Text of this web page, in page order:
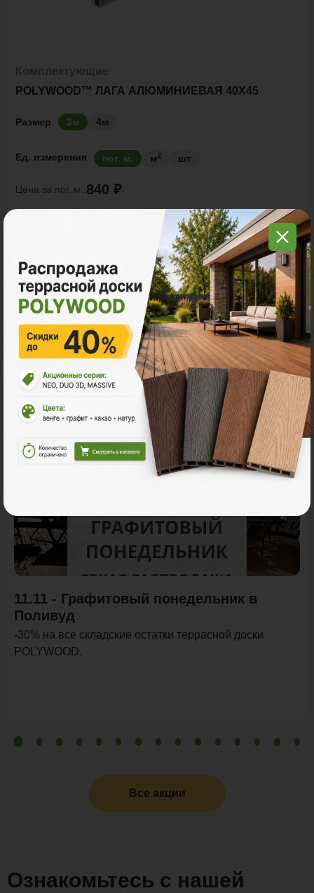
POLYWOOD™ ЛАГА АЛЮМИНИЕВАЯ 40Х45
Размер 3м 4м
Ед. измерения пог. м. м2 шт
Цена за пог. м.:840 ₽
2
2520 ₽
В корзину Рассчитать
Акции
Акция
11.11 - Графитовый понедельник в
Поливуд
-30% на все складские остатки террасной доски
POLYWOOD.
Все акции
Ознакомьтесь с нашей